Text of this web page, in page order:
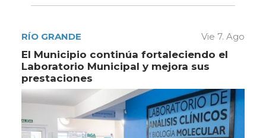
RÍO GRANDE Vie 7. Ago
El Municipio continúa fortaleciendo el
Laboratorio Municipal y mejora sus
prestaciones